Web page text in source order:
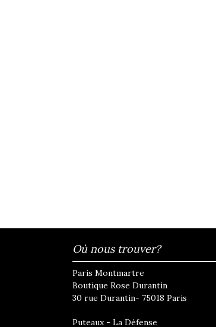
Où nous trouver?
Paris Montmartre
Boutique Rose Durantin
30 rue Durantin- 75018 Paris
Puteaux - La Défense